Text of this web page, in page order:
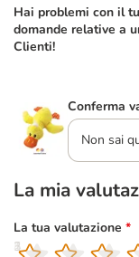
Hai problemi con il
domande relative a
Clienti!
Conferma
Non sai
La mia
La tua valutazione *
1
2
3
4
5